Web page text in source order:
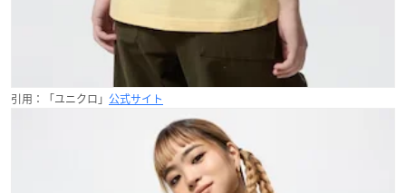
引用：「ユニクロ」 公式サイト